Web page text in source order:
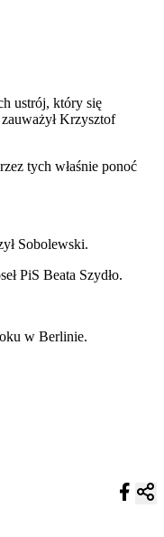
ustrój, który się
Krzysztof
tych właśnie ponoć
Sobolewski.
PiS Beata Szydło.
w Berlinie.